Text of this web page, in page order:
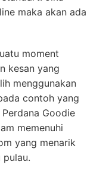
maka akan ada
moment
kesan yang
menggunakan
contoh yang
Goodie
memenuhi
yang menarik